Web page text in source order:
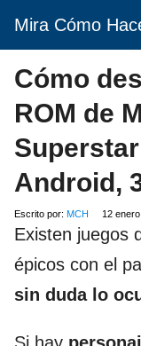
Mira Cómo
Cómo
ROM de
Android,
Escrito por: MCH 12
Existen juegos
épicos con el
sin duda lo